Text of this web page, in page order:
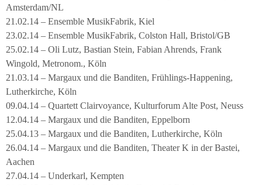
Amsterdam/NL
21.02.14 – Ensemble MusikFabrik, Kiel
23.02.14 – Ensemble MusikFabrik, Colston Hall, Bristol/GB
25.02.14 – Oli Lutz, Bastian Stein, Fabian Ahrends, Frank
Wingold, Metronom., Köln
21.03.14 – Margaux und die Banditen, Frühlings-Happening,
Lutherkirche, Köln
09.04.14 – Quartett Clairvoyance, Kulturforum Alte Post, Neuss
12.04.14 – Margaux und die Banditen, Eppelborn
25.04.13 – Margaux und die Banditen, Lutherkirche, Köln
26.04.14 – Margaux und die Banditen, Theater K in der Bastei,
Aachen
27.04.14 – Underkarl, Kempten